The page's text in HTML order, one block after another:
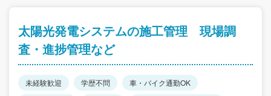
太陽光発電システムの施工管理 現場調
査・進捗管理など
未経験歓迎 学歴不問
車・バイク通勤OK